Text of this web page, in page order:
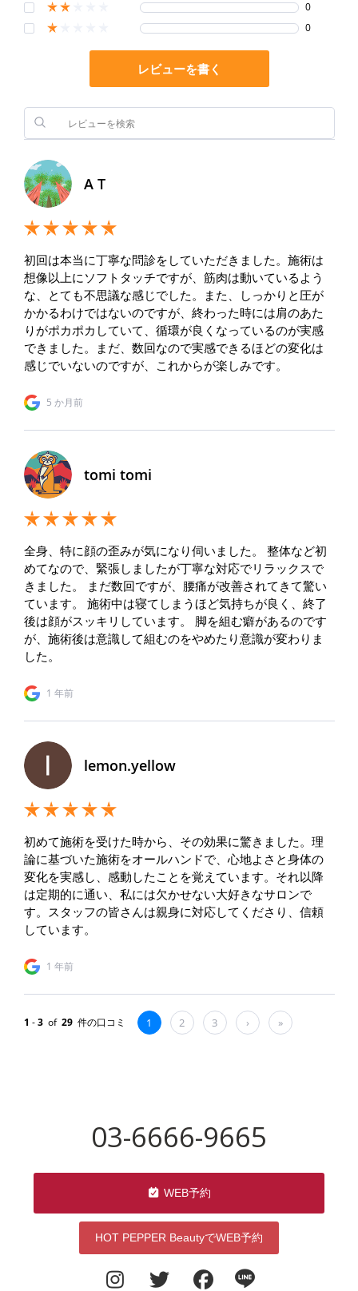
03-6666-9665
WEB予約
HOT PEPPER BeautyでWEB予約